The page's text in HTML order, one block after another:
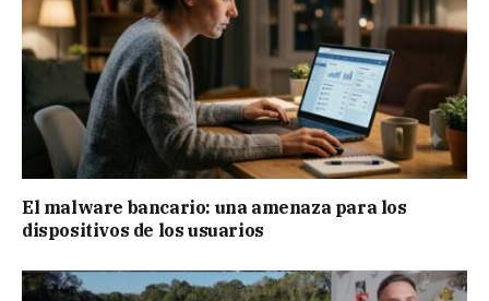
El malware bancario: una amenaza para los
dispositivos de los usuarios